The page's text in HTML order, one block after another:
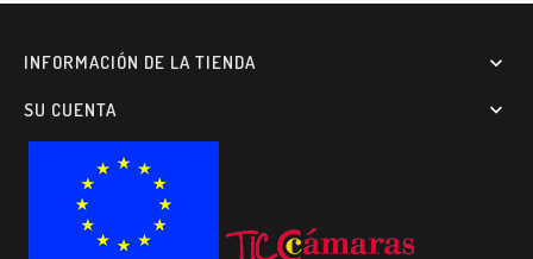
INFORMACIÓN DE LA TIENDA 
SU CUENTA 